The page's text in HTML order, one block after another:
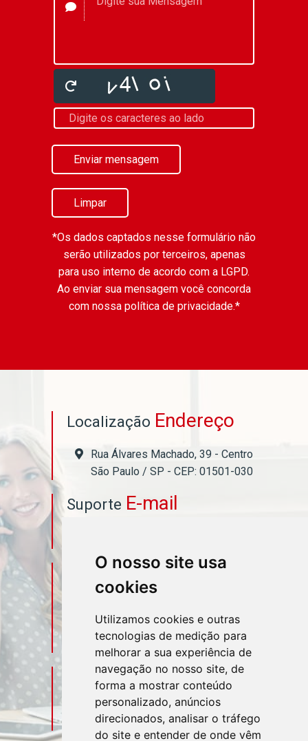
O nosso site usa
cookies
Utilizamos cookies e outras
tecnologias de medição para
melhorar a sua experiência de
navegação no nosso site, de
forma a mostrar conteúdo
personalizado, anúncios
direcionados, analisar o tráfego
do site e entender de onde vêm
Enviar mensagem
Limpar
*Os dados captados nesse formulário não
serão utilizados por terceiros, apenas
para uso interno de acordo com a LGPD.
Ao enviar sua mensagem você concorda
com nossa política de privacidade.*
Localização Endereço
Rua Álvares Machado, 39 - Centro
São Paulo / SP - CEP: 01501-030
Suporte E-mail
ContatoTelefone
(11) 95580-4449
RedesSociais